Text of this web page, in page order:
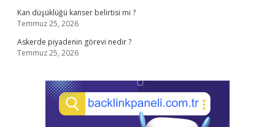
Kan düşüklüğü kanser belirtisi mi ?
Temmuz 25, 2026
Askerde piyadenin görevi nedir ?
Temmuz 25, 2026